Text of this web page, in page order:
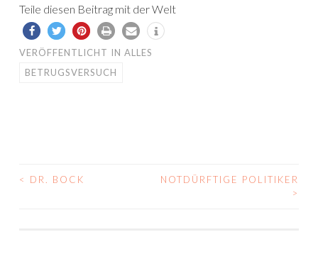
Teile diesen Beitrag mit der Welt
VERÖFFENTLICHT IN ALLES
BETRUGSVERSUCH
BEITRAGS-
< DR. BOCK
NOTDÜRFTIGE POLITIKER
>